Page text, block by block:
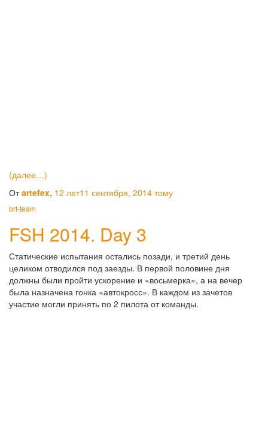
(далее…)
Отartefex, 12 лет11 сентября, 2014 тому
brt-team
FSH 2014. Day 3
Статические испытания остались позади, и третий день
целиком отводился под заезды. В первой половине дня
должны были пройти ускорение и «восьмерка», а на вечер
была назначена гонка «автокросс». В каждом из зачетов
участие могли принять по 2 пилота от команды.